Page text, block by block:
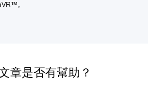
。
章是否有幫助？